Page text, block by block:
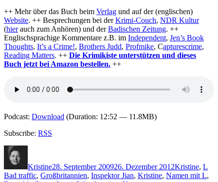
++ Mehr über das Buch beim Verlag und auf der (englischen)
Website. ++ Besprechungen bei derKrimi-Couch, NDR Kultur
(hierauch zum Anhören) und derBadischen Zeitung. ++
Englischsprachige Kommentare z.B. im Independent, Jen’s Book
Thoughts, It’s a Crime!, Brothers Judd, Profmike, Capturescrime,
Reading Matters. ++ Die Krimikiste unterstützen und dieses
Buch jetzt bei Amazon bestellen. ++
Podcast: Download (Duration: 12:52 — 11.8MB)
Subscribe: RSS
Kristine28. September 200926. Dezember 2012Kristine, L
Bad traffic, Großbritannien, Inspektor Jian, Kristine, Namen mit L,